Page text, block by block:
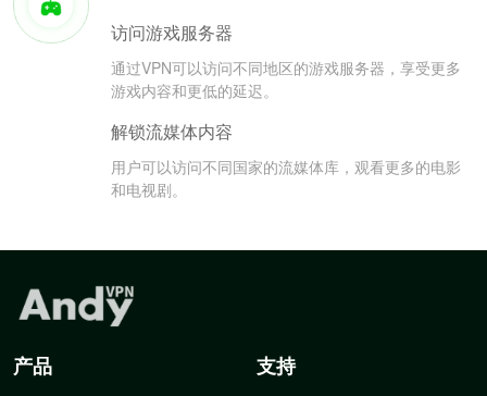
访问游戏服务器
通过VPN可以访问不同地区的游戏服务器，享受更多
游戏内容和更低的延迟。
解锁流媒体内容
用户可以访问不同国家的流媒体库，观看更多的电影
和电视剧。
产品 支持